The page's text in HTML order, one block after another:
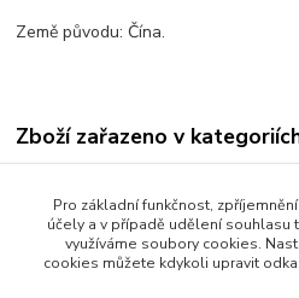
Země původu: Čína.
Zboží zařazeno v
3D tisk a příslušenství
Elektronické součástky
Pro základní funkčnost,
účely a v případě udělení souhlasu
využíváme soubory cookies.
cookies můžete kdykoli upravit